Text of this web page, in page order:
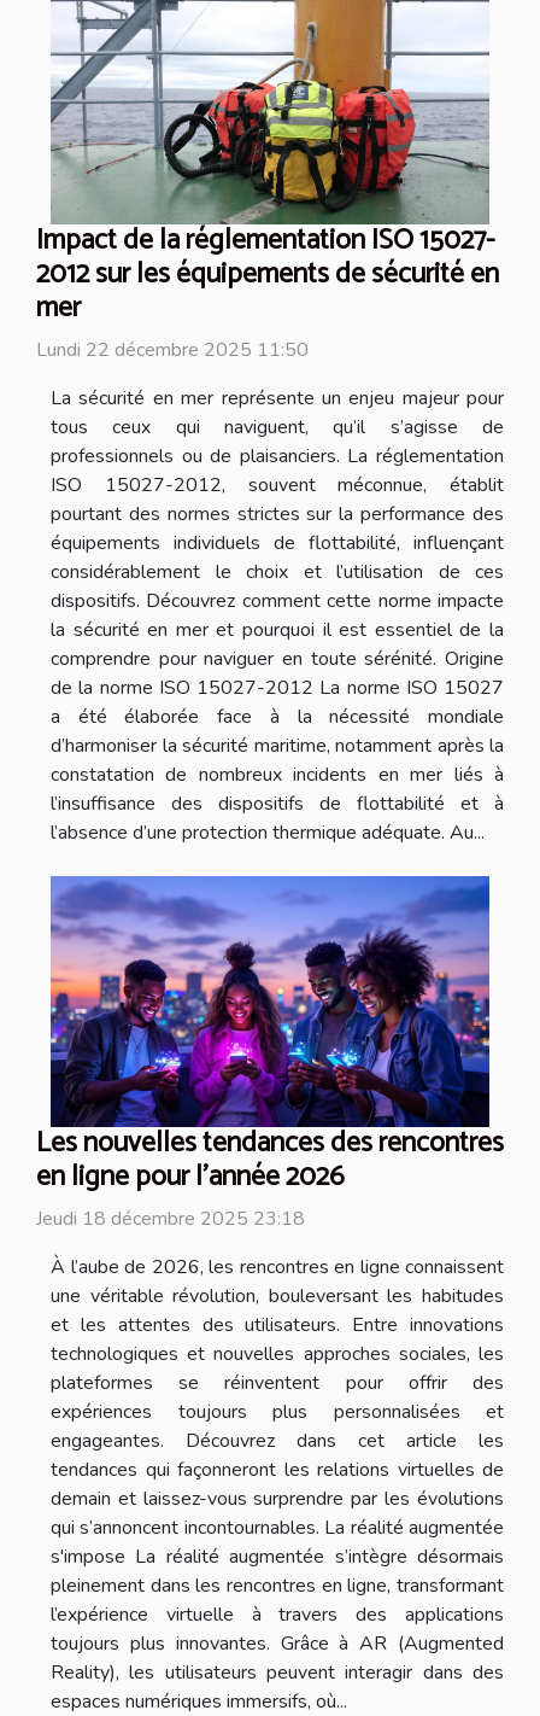
Impact de la réglementation ISO 15027-
2012 sur les équipements de sécurité en
mer
Lundi 22 décembre 2025 11:50
La sécurité en mer représente un enjeu majeur pour
tous ceux qui naviguent, qu’il s’agisse de
professionnels ou de plaisanciers. La réglementation
ISO 15027-2012, souvent méconnue, établit
pourtant des normes strictes sur la performance des
équipements individuels de flottabilité, influençant
considérablement le choix et l’utilisation de ces
dispositifs. Découvrez comment cette norme impacte
la sécurité en mer et pourquoi il est essentiel de la
comprendre pour naviguer en toute sérénité. Origine
de la norme ISO 15027-2012 La norme ISO 15027
a été élaborée face à la nécessité mondiale
d’harmoniser la sécurité maritime, notamment après la
constatation de nombreux incidents en mer liés à
l’insuffisance des dispositifs de flottabilité et à
l’absence d’une protection thermique adéquate. Au...
Les nouvelles tendances des rencontres
en ligne pour l'année 2026
Jeudi 18 décembre 2025 23:18
À l’aube de 2026, les rencontres en ligne connaissent
une véritable révolution, bouleversant les habitudes
et les attentes des utilisateurs. Entre innovations
technologiques et nouvelles approches sociales, les
plateformes se réinventent pour offrir des
expériences toujours plus personnalisées et
engageantes. Découvrez dans cet article les
tendances qui façonneront les relations virtuelles de
demain et laissez-vous surprendre par les évolutions
qui s’annoncent incontournables. La réalité augmentée
s'impose La réalité augmentée s’intègre désormais
pleinement dans les rencontres en ligne, transformant
l’expérience virtuelle à travers des applications
toujours plus innovantes. Grâce à AR (Augmented
Reality), les utilisateurs peuvent interagir dans des
espaces numériques immersifs, où...